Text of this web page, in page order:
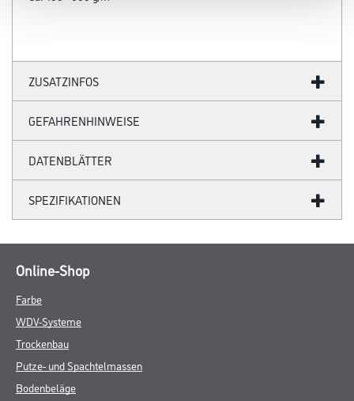
ZUSATZINFOS
GEFAHRENHINWEISE
DATENBLÄTTER
SPEZIFIKATIONEN
Online-Shop
Farbe
WDV-Systeme
Trockenbau
Putze- und Spachtelmassen
Bodenbeläge